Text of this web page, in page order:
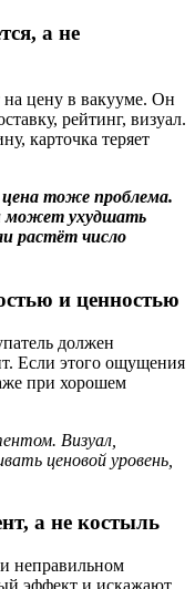
а не
на цену в вакууме. Он
рейтинг, визуал.
карточка теряет
тоже проблема.
может ухудшать
растёт число
и ценностью
должен
Если этого ощущения
при хорошем
Визуал,
ценовой уровень,
а не костыль
неправильном